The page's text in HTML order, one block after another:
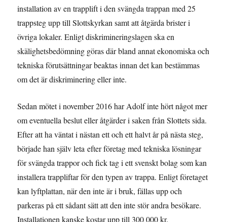
installation av en trapplift i den svängda trappan med 25
trappsteg upp till Slottskyrkan samt att åtgärda brister i
övriga lokaler. Enligt diskrimineringslagen ska en
skälighetsbedömning göras där bland annat ekonomiska och
tekniska förutsättningar beaktas innan det kan bestämmas
om det är diskriminering eller inte.
Sedan mötet i november 2016 har Adolf inte hört något mer
om eventuella beslut eller åtgärder i saken från Slottets sida.
Efter att ha väntat i nästan ett och ett halvt år på nästa steg,
började han själv leta efter företag med tekniska lösningar
för svängda trappor och fick tag i ett svenskt bolag som kan
installera trappliftar för den typen av trappa. Enligt företaget
kan lyftplattan, när den inte är i bruk, fällas upp och
parkeras på ett sådant sätt att den inte stör andra besökare.
Installationen kanske kostar upp till 300 000 kr.